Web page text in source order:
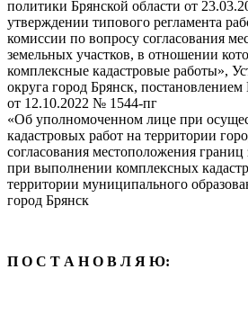
политики Брянской области от
утверждении типового регламента
комиссии по вопросу согласования
земельных участков, в отношении
комплексные кадастровые работы»,
округа город Брянск, постановлением
от 12.10.2022 № 1544-пг
«Об уполномоченном лице при
кадастровых работ на территории
согласования местоположения границ
при выполнении комплексных
территории муниципального
город Брянск
П О С Т А Н О В Л Я Ю: